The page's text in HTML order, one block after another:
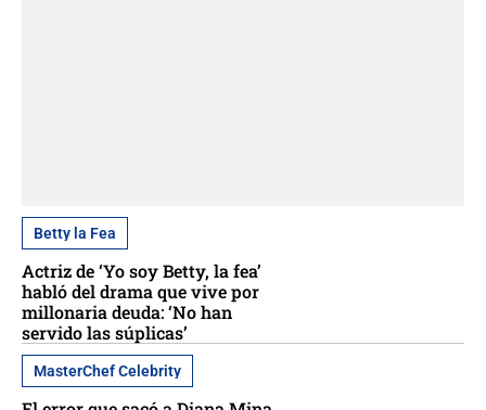
Betty la Fea
Actriz de ‘Yo soy Betty, la fea’
habló del drama que vive por
millonaria deuda: ‘No han
servido las súplicas’
MasterChef Celebrity